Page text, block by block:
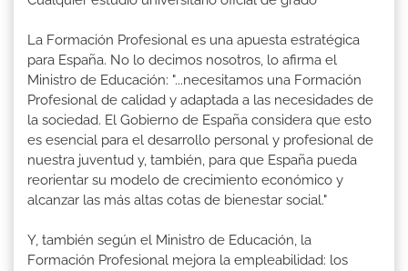
La Formación Profesional es una apuesta estratégica
para España. No lo decimos nosotros, lo afirma el
Ministro de Educación: "...necesitamos una Formación
Profesional de calidad y adaptada a las necesidades de
la sociedad. El Gobierno de España considera que esto
es esencial para el desarrollo personal y profesional de
nuestra juventud y, también, para que España pueda
reorientar su modelo de crecimiento económico y
alcanzar las más altas cotas de bienestar social."
Y, también según el Ministro de Educación, la
Formación Profesional mejora la empleabilidad: los